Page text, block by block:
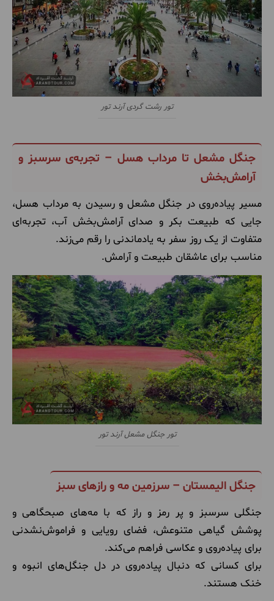
تور رشت گردی آرند تور
جنگل مشعل تا مرداب هسل – تجربه‌ی سرسبز و
آرامش‌بخش
مسیر پیاده‌روی در جنگل مشعل و رسیدن به مرداب هسل،
جایی که طبیعت بکر و صدای آرامش‌بخش آب، تجربه‌ای
متفاوت از یک روز سفر به یادماندنی را رقم می‌زند.
مناسب برای عاشقان طبیعت و آرامش.
تور جنگل مشعل آرند تور
جنگل الیمستان – سرزمین مه و رازهای سبز
جنگلی سرسبز و پر رمز و راز که با مه‌های صبحگاهی و
پوشش گیاهی متنوعش، فضای رویایی و فراموش‌نشدنی
برای پیاده‌روی و عکاسی فراهم می‌کند.
برای کسانی که دنبال پیاده‌روی در دل جنگل‌های انبوه و
خنک هستند.